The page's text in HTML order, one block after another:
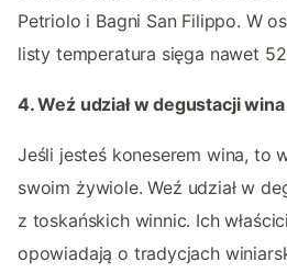
Petriolo i Bagni San Filippo. W
listy temperatura sięga nawet
4. Weź udział w degustacji wina
Jeśli jesteś koneserem wina, to
swoim żywiole. Weź udział w
z toskańskich winnic. Ich
opowiadają o tradycjach